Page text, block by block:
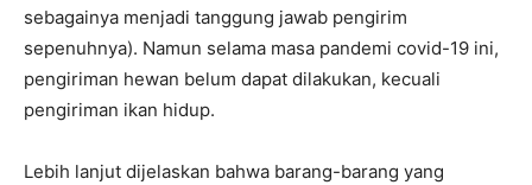
sebagainya menjadi tanggung jawab pengirim
sepenuhnya). Namun selama masa pandemi covid-19 ini,
pengiriman hewan belum dapat dilakukan, kecuali
pengiriman ikan hidup.
Lebih lanjut dijelaskan bahwa barang-barang yang